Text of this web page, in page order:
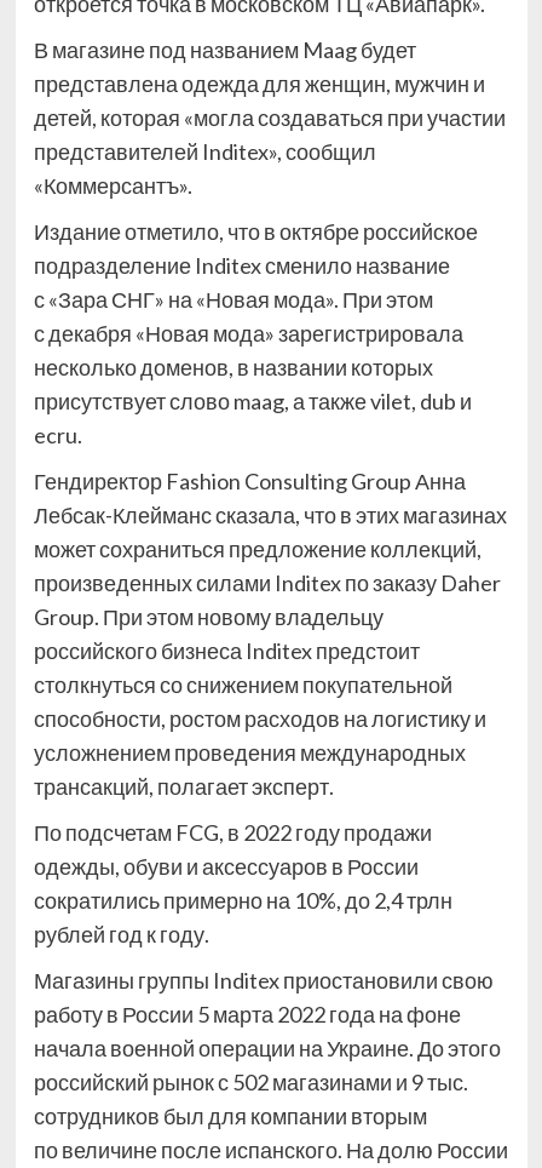
В магазине под названием Maag будет
представлена одежда для женщин, мужчин и
детей, которая «могла создаваться при участии
представителей Inditex», сообщил
«Коммерсантъ».
Издание отметило, что в октябре российское
подразделение Inditex сменило название
с «Зара СНГ» на «Новая мода». При этом
с декабря «Новая мода» зарегистрировала
несколько доменов, в названии которых
присутствует слово maag, а также vilet, dub и
ecru.
Гендиректор Fashion Consulting Group Анна
Лебсак-Клейманс сказала, что в этих магазинах
может сохраниться предложение коллекций,
произведенных силами Inditex по заказу Daher
Group. При этом новому владельцу
российского бизнеса Inditex предстоит
столкнуться со снижением покупательной
способности, ростом расходов на логистику и
усложнением проведения международных
трансакций, полагает эксперт.
По подсчетам FCG, в 2022 году продажи
одежды, обуви и аксессуаров в России
сократились примерно на 10%, до 2,4 трлн
рублей год к году.
Магазины группы Inditex приостановили свою
работу в России 5 марта 2022 года на фоне
начала военной операции на Украине. До этого
российский рынок с 502 магазинами и 9 тыс.
сотрудников был для компании вторым
по величине после испанского. На долю России